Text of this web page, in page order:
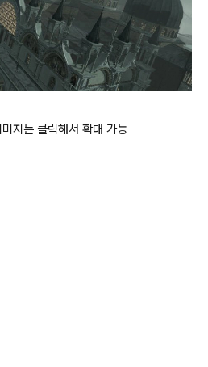
지는 클릭해서 확대 가능